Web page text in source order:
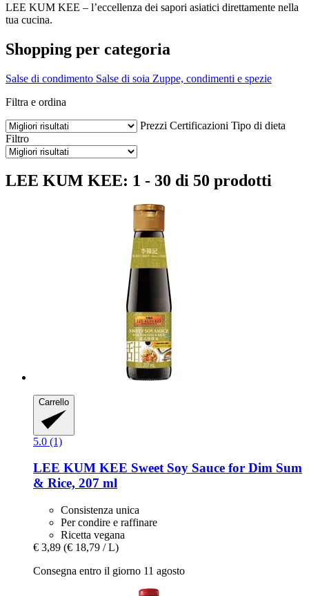
LEE KUM KEE – l’eccellenza dei sapori asiatici direttamente nella
tua cucina.
Shopping per categoria
Salse di condimento Salse di soia Zuppe, condimenti e spezie
Filtra e ordina
Prezzi Certificazioni Tipo di dieta
Filtro
LEE KUM KEE: 1 - 30 di 50 prodotti
Carrello
5.0 (1)
LEE KUM KEE Sweet Soy Sauce for Dim Sum
& Rice, 207 ml
Consistenza unica
Per condire e raffinare
Ricetta vegana
€ 3,89 (€ 18,79 / L)
Consegna entro il giorno 11 agosto